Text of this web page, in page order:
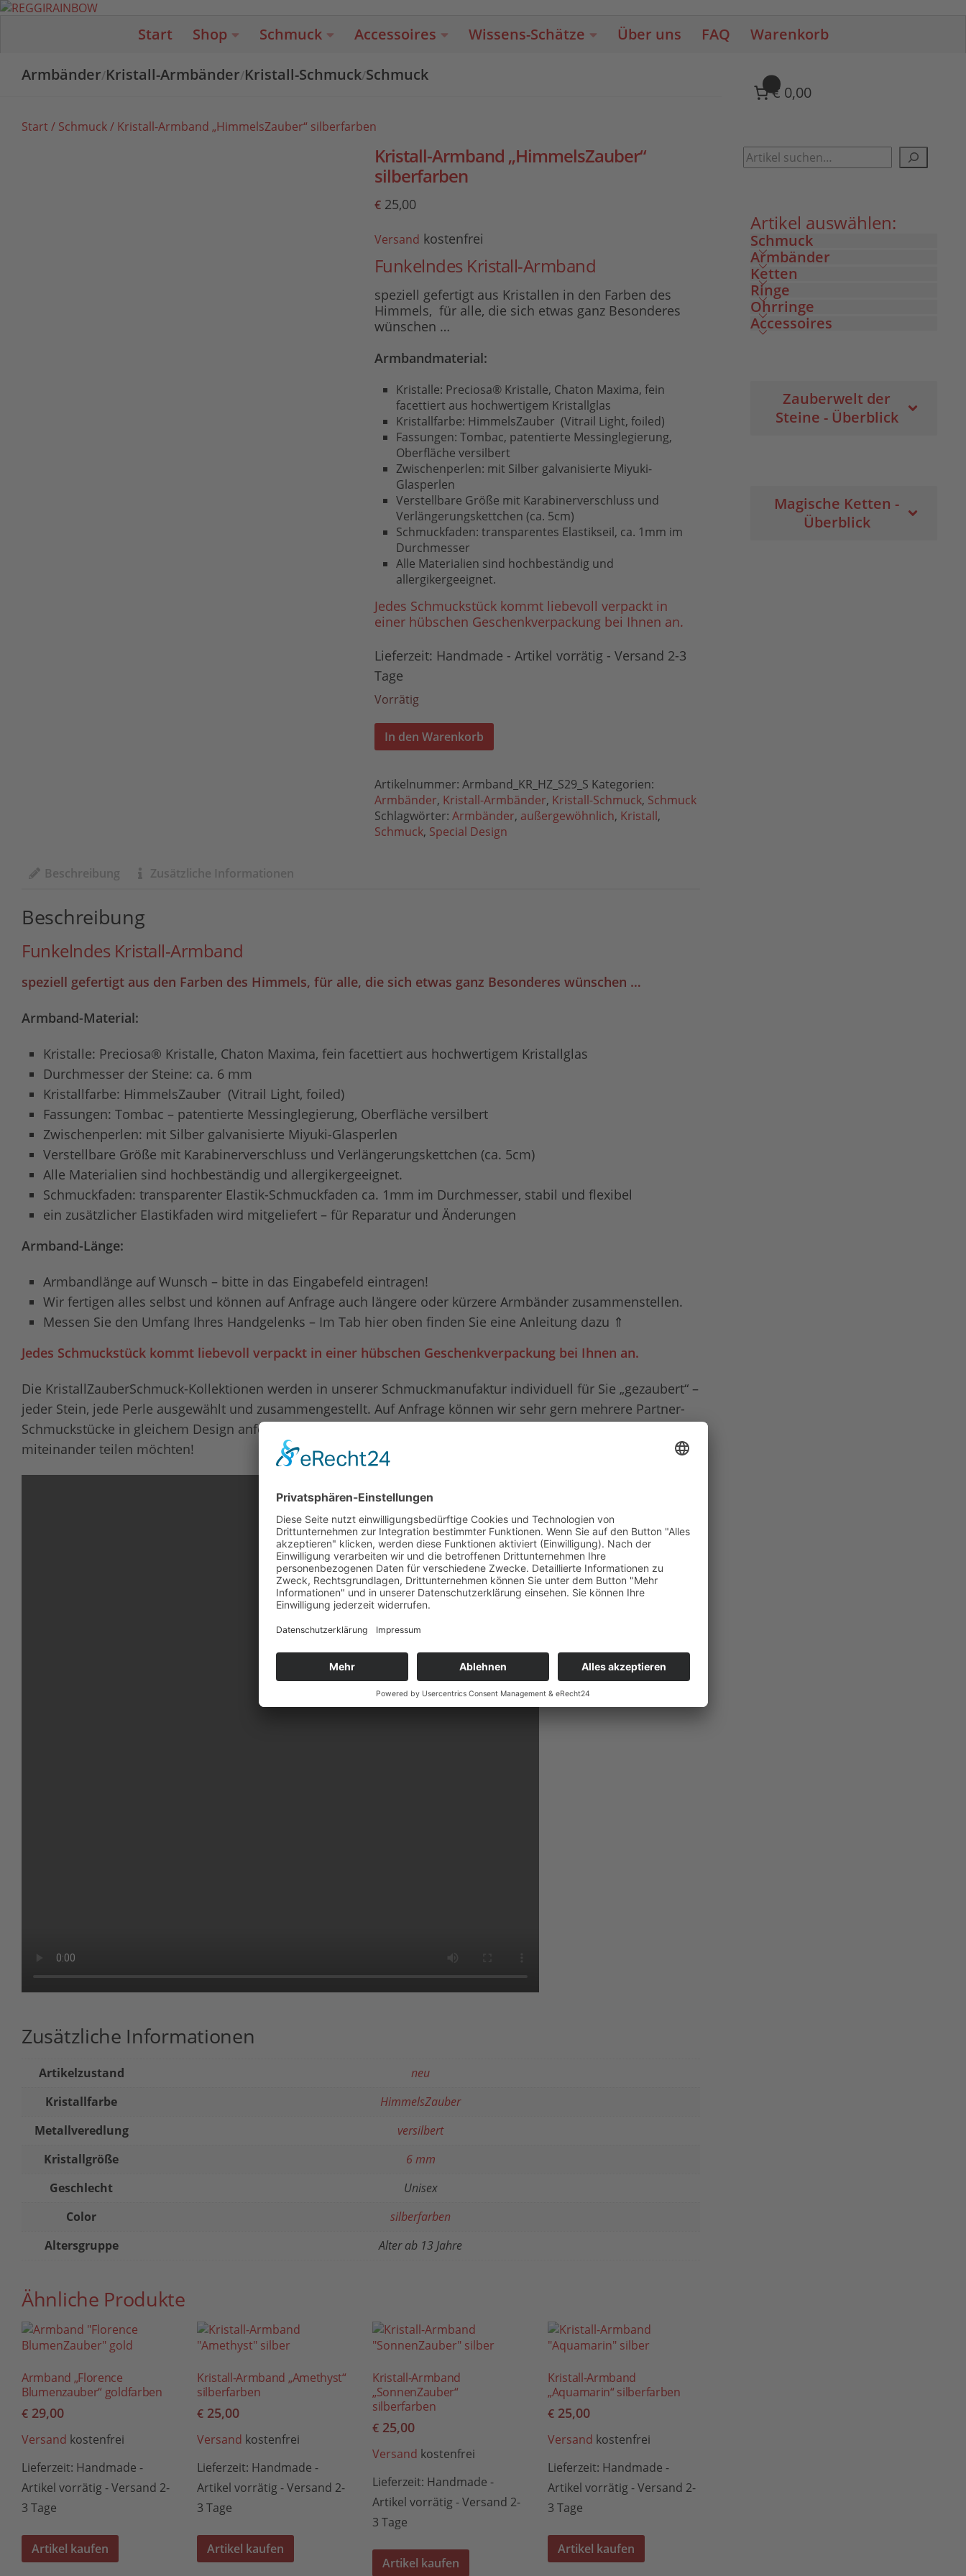
Start Shop Schmuck Accessoires Wissens-Schätze Über uns FAQ Warenkorb
Armbänder/Kristall-Armbänder/Kristall-Schmuck/Schmuck
Start / Schmuck/ Kristall-Armband „HimmelsZauber“ silberfarben
Kristall-Armband „HimmelsZauber“
silberfarben
€25,00
Versand kostenfrei
Funkelndes Kristall-Armband
speziell gefertigt aus Kristallen in den Farben des
Himmels, für alle, die sich etwas ganz Besonderes
wünschen …
Armbandmaterial:
Kristalle: Preciosa® Kristalle, Chaton Maxima, fein
facettiert aus hochwertigem Kristallglas
Kristallfarbe: HimmelsZauber (Vitrail Light, foiled)
Fassungen: Tombac, patentierte Messinglegierung,
Oberfläche versilbert
Zwischenperlen: mit Silber galvanisierte Miyuki-
Glasperlen
Verstellbare Größe mit Karabinerverschluss und
Verlängerungskettchen (ca. 5cm)
Schmuckfaden: transparentes Elastikseil, ca. 1mm im
Durchmesser
Alle Materialien sind hochbeständig und
allergikergeeignet.
Jedes Schmuckstück kommt liebevoll verpackt in
einer hübschen Geschenkverpackung bei Ihnen an.
Lieferzeit: Handmade - Artikel vorrätig - Versand 2-3
Tage
Vorrätig
In den Warenkorb
Artikelnummer: Armband_KR_HZ_S29_S Kategorien:
Armbänder, Kristall-Armbänder, Kristall-Schmuck, Schmuck
Schlagwörter: Armbänder, außergewöhnlich, Kristall,
Schmuck, Special Design
Beschreibung Zusätzliche Informationen
Beschreibung
Funkelndes Kristall-Armband
speziell gefertigt aus den Farben des Himmels, für alle, die sich etwas ganz Besonderes wünschen …
Armband-Material:
Kristalle: Preciosa® Kristalle, Chaton Maxima, fein facettiert aus hochwertigem Kristallglas
Durchmesser der Steine: ca. 6 mm
Kristallfarbe: HimmelsZauber (Vitrail Light, foiled)
Fassungen: Tombac – patentierte Messinglegierung, Oberfläche versilbert
Zwischenperlen: mit Silber galvanisierte Miyuki-Glasperlen
Verstellbare Größe mit Karabinerverschluss und Verlängerungskettchen (ca. 5cm)
Alle Materialien sind hochbeständig und allergikergeeignet.
Schmuckfaden: transparenter Elastik-Schmuckfaden ca. 1mm im Durchmesser, stabil und flexibel
ein zusätzlicher Elastikfaden wird mitgeliefert – für Reparatur und Änderungen
Armband-Länge:
Armbandlänge auf Wunsch – bitte in das Eingabefeld eintragen!
Wir fertigen alles selbst und können auf Anfrage auch längere oder kürzere Armbänder zusammenstellen.
Messen Sie den Umfang Ihres Handgelenks – Im Tab hier oben finden Sie eine Anleitung dazu ⇑
Jedes Schmuckstück kommt liebevoll verpackt in einer hübschen Geschenkverpackung bei Ihnen an.
Die KristallZauberSchmuck-Kollektionen werden in unserer Schmuckmanufaktur individuell für Sie „gezaubert“ –
jeder Stein, jede Perle ausgewählt und zusammengestellt. Auf Anfrage können wir sehr gern mehrere Partner-
Schmuckstücke in gleichem Design anfertigen, für liebe Menschen, die ihren ganz besonderen Zauber
miteinander teilen möchten!
Zusätzliche Informationen
Artikelzustand
neu
Kristallfarbe
HimmelsZauber
Metallveredlung
versilbert
Kristallgröße
6 mm
Geschlecht
Unisex
Color
silberfarben
Altersgruppe
Alter ab 13 Jahre
Ähnliche Produkte
Armband „Florence
Blumenzauber“ goldfarben
€ 29,00
Versand kostenfrei
Lieferzeit: Handmade -
Artikel vorrätig - Versand 2-
3 Tage
Artikel kaufen
Kristall-Armband „Amethyst“
silberfarben
€ 25,00
Versand kostenfrei
Lieferzeit: Handmade -
Artikel vorrätig - Versand 2-
3 Tage
Artikel kaufen
Kristall-Armband
„SonnenZauber“
silberfarben
€ 25,00
Versand kostenfrei
Lieferzeit: Handmade -
Artikel vorrätig - Versand 2-
3 Tage
Artikel kaufen
Kristall-Armband
„Aquamarin“ silberfarben
€ 25,00
Versand kostenfrei
Lieferzeit: Handmade -
Artikel vorrätig - Versand 2-
3 Tage
Artikel kaufen
€ 0,00
Artikel auswählen:
Schmuck
Armbänder
Ketten
Ringe
Ohrringe
Accessoires
Zauberwelt der
Steine - Überblick
Magische Ketten -
Überblick